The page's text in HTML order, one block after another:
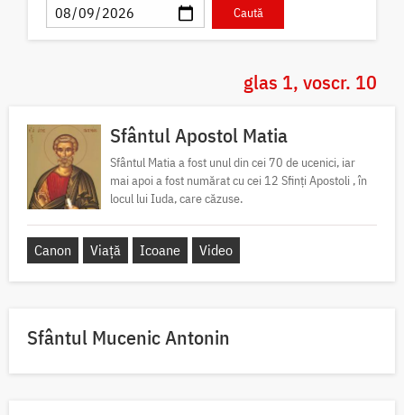
glas 1, voscr. 10
Sfântul Apostol Matia
Sfântul Matia a fost unul din cei 70 de ucenici, iar
mai apoi a fost numărat cu cei 12 Sfinți Apostoli , în
locul lui Iuda, care căzuse.
Canon Viață Icoane Video
Sfântul Mucenic Antonin